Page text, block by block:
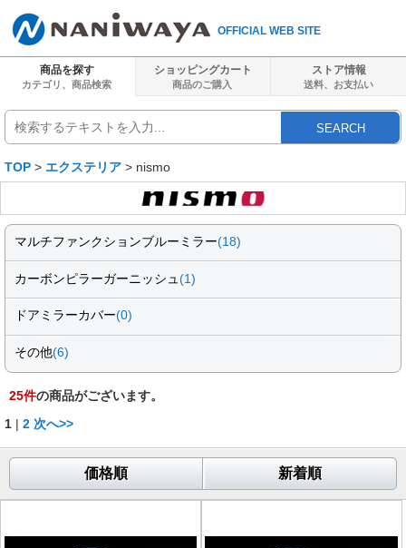
OFFICIAL WEB SITE
商品を探す
カテゴリ、商品検索
ショッピングカート
商品のご購入
ストア情報
送料、 お支払い
SEARCH
TOP > エクステリア > nismo
マルチファンクションブルーミラー(18)
カーボンピラーガーニッシュ (1)
ドアミラーカバー(0)
その他(6)
25件の商品がございます。
1 | 2 次へ>>
価格順 新着順